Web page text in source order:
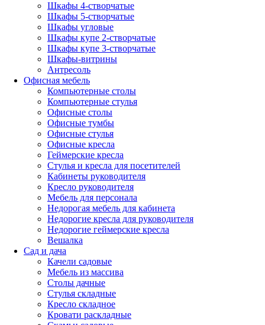
Шкафы 4-створчатые
Шкафы 5-створчатые
Шкафы угловые
Шкафы купе 2-створчатые
Шкафы купе 3-створчатые
Шкафы-витрины
Антресоль
Офисная мебель
Компьютерные столы
Компьютерные стулья
Офисные столы
Офисные тумбы
Офисные стулья
Офисные кресла
Геймерские кресла
Стулья и кресла для посетителей
Кабинеты руководителя
Кресло руководителя
Мебель для персонала
Недорогая мебель для кабинета
Недорогие кресла для руководителя
Недорогие геймерские кресла
Вешалка
Сад и дача
Качели садовые
Мебель из массива
Столы дачные
Стулья складные
Кресло складное
Кровати раскладные